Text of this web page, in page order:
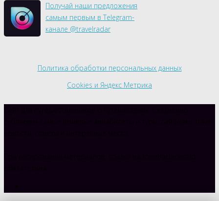
Получай наши предложения
самым первым в Telegram-
канале @travelradar
Политика обработки персональных данных
Cookies и Яндекс Метрика